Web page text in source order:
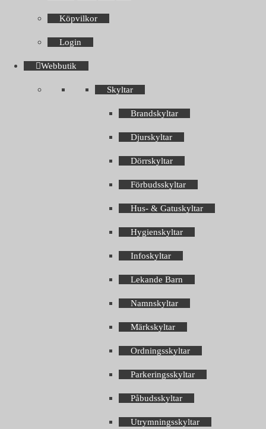
Köpvilkor
Login
Webbutik
Skyltar
Brandskyltar
Djurskyltar
Dörrskyltar
Förbudsskyltar
Hus- & Gatuskyltar
Hygienskyltar
Infoskyltar
Lekande Barn
Namnskyltar
Märkskyltar
Ordningsskyltar
Parkeringsskyltar
Påbudsskyltar
Utrymningsskyltar